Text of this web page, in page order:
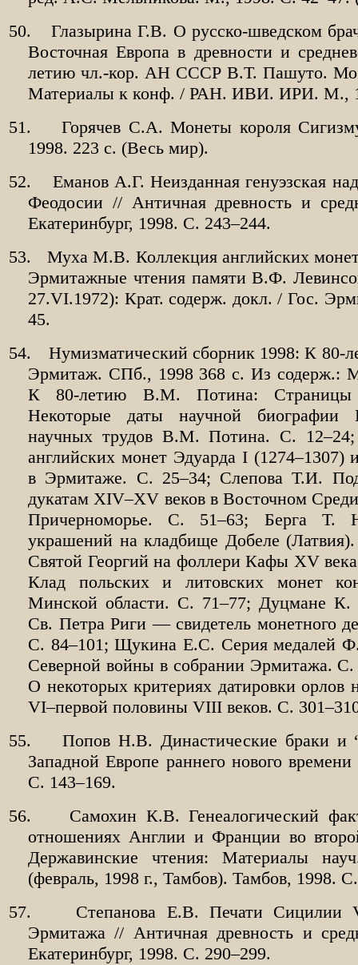
50.
Глазырина Г.В. О русско-шведском
Восточная Европа в древности и
летию чл.-кор. АН СССР В.Т. Пашуто.
Материалы к конф. / РАН. ИВИ. ИРИ. М.,
51.
Горячев С.А. Монеты короля
1998. 223 с. (Весь мир).
52.
Еманов А.Г. Неизданная генуэзская
Феодосии // Античная древность и
Екатеринбург, 1998. С. 243–244.
53.
Муха М.В. Коллекция английских
Эрмитажные чтения памяти В.Ф.
27.VI.1972): Крат. содерж. докл. / Гос.
45.
54.
Нумизматический сборник 1998: К
Эрмитаж. СПб., 1998 368 с. Из содерж.:
К 80-летию В.М. Потина: Страницы
Некоторые даты научной
научных трудов В.М. Потина. С.
английских монет Эдуарда I(1274–1307)
в Эрмитаже. С. 25–34; Слепова Т.И.
дукатамXIV–XV веков в Восточном
Причерноморье. С. 51–63; Берга Т.
украшений на кладбище Добеле
Святой Георгий на фоллери Кафы XV
Клад польских и литовских монет
Минской области. С. 71–77; Дуцмане К.
Св. Петра Риги — свидетель монетного
С. 84–101; Щукина Е.С. Серия медалей
Северной войны в собрании Эрмитажа.
О некоторых критериях датировки орлов
VI–первой половины VIII веков. С.
55.
Попов Н.В. Династические браки и
Западной Европе раннего нового
С. 143–169.
56.
Самохин К.В. Генеалогический
отношениях Англии и Франции во
Державинские чтения: Материалы
(февраль, 1998 г., Тамбов). Тамбов, 1998.
57.
Степанова Е.В. Печати Сицилии
Эрмитажа // Античная древность и
Екатеринбург, 1998. С. 290–299.